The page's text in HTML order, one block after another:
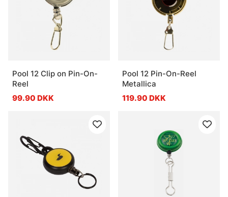
Pool 12 Clip on Pin-On-
Reel
99.90 DKK
Pool 12 Pin-On-Reel
Metallica
119.90 DKK